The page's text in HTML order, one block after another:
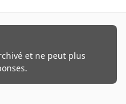
et ne peut plus